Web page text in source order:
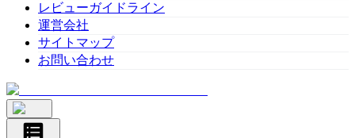
レビューガイドライン
運営会社
サイトマップ
お問い合わせ